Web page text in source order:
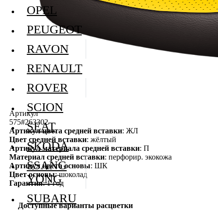
Артикул
575#263302
Артикул цвета средней вставки: ЖЛ
Цвет средней вставки: жёлтый
Артикул материала средней вставки: П
Материал средней вставки: перфорир. экокожа
Артикул цвета основы: ШК
Цвет основы: шоколад
Гарантия: 1 год
Доступные варианты расцветки
OPEL
PEUGEOT
RAVON
RENAULT
ROVER
SCION
SEAT
SKODA
SSANG
YONG
SUBARU